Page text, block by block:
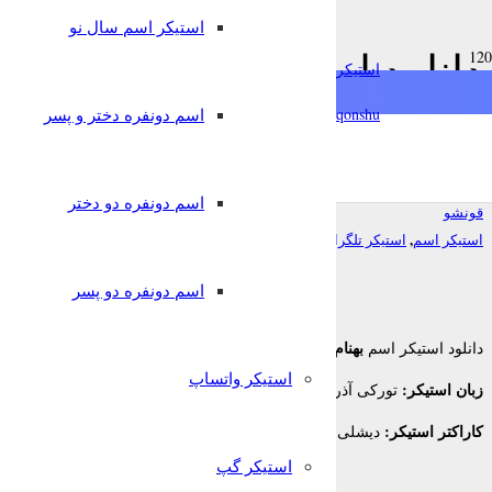
استیکرساز
qonshu@
استیکر اسم سال نو
اسم دونفره دختر و پسر
اسم دونفره دو دختر
اسم دونفره دو پسر
استیکر واتساپ
استیکر گپ
دانلود استیکر اسم بهنام
تلگرام
قونشو
استیکر اسم, استیکر تلگرام
دانلود استیکر اسم بهنام
زبان استیکر: تورکی آذربایجانی
کاراکتر استیکر: دیشلی